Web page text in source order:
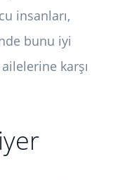
insanları,
bunu iyi
karşı